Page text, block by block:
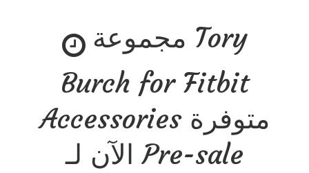
6
للإجابة
الأسئلة
التالية:
هل
مجموعة Tory
Burch for Fitbit
Accessories متوفرة
الآن لـ Pre-sale